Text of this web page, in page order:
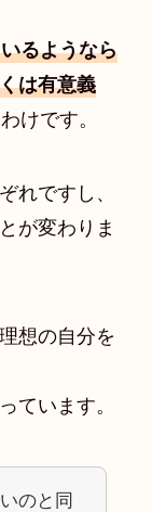
るようなら
は有意義
けです。
れですし、
が変わりま
想の自分を
ています。
のと同